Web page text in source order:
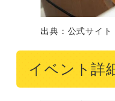
出典：公式サイト
イベント詳